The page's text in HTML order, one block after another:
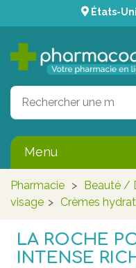
États-
Menu
Pharmacie > Beauté /
visage > Crèmes
LA ROCHE
INTENSE